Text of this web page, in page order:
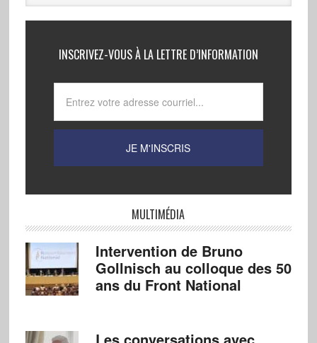
INSCRIVEZ-VOUS À LA LETTRE D’INFORMATION
MULTIMÉDIA
Intervention de Bruno
Gollnisch au colloque des 50
ans du Front National